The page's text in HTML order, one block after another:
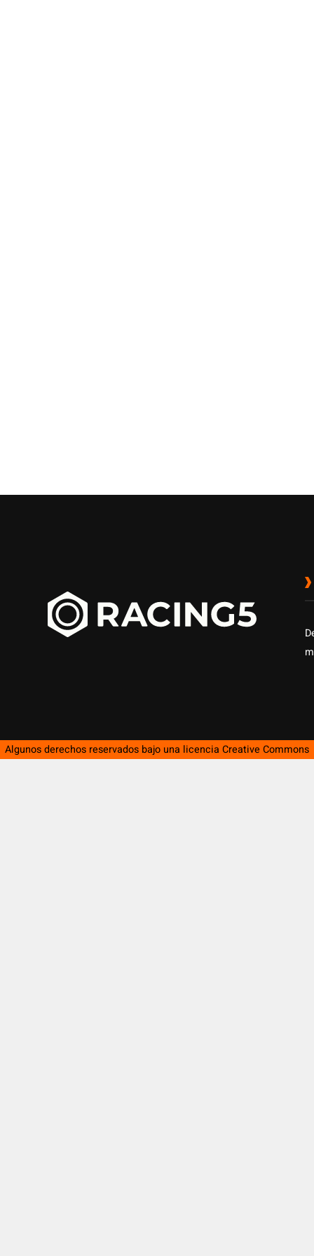
Algunos derechos reservados bajo una licencia Creative Commons